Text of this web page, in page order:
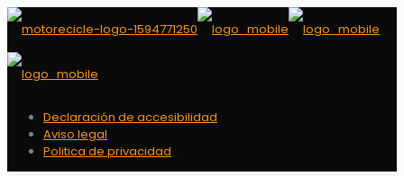
Declaración de accesibilidad
Aviso legal
Politica de privacidad